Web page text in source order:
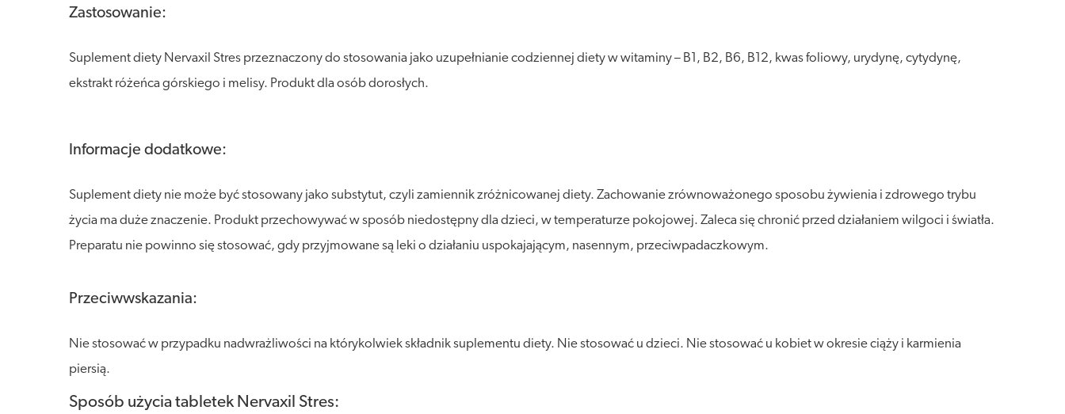
Zastosowanie:
Suplement diety Nervaxil Stres przeznaczony do stosowania jako uzupełnianie codziennej diety w witaminy – B1, B2, B6, B12, kwas foliowy, urydynę, cytydynę,
ekstrakt różeńca górskiego i melisy. Produkt dla osób dorosłych.
Informacje dodatkowe:
Suplement diety nie może być stosowany jako substytut, czyli zamiennik zróżnicowanej diety. Zachowanie zrównoważonego sposobu żywienia i zdrowego trybu
życia ma duże znaczenie. Produkt przechowywać w sposób niedostępny dla dzieci, w temperaturze pokojowej. Zaleca się chronić przed działaniem wilgoci i światła.
Preparatu nie powinno się stosować, gdy przyjmowane są leki o działaniu uspokajającym, nasennym, przeciwpadaczkowym.
Przeciwwskazania:
Nie stosować w przypadku nadwrażliwości na którykolwiek składnik suplementu diety. Nie stosować u dzieci. Nie stosować u kobiet w okresie ciąży i karmienia
piersią.
Sposób użycia tabletek Nervaxil Stres: